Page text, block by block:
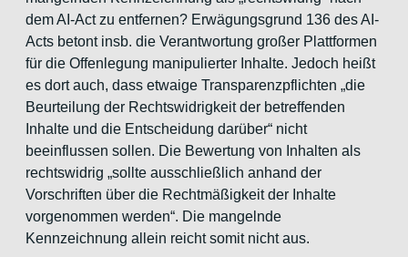
dem AI-Act zu entfernen? Erwägungsgrund 136 des AI-
Acts betont insb. die Verantwortung großer Plattformen
für die Offenlegung manipulierter Inhalte. Jedoch heißt
es dort auch, dass etwaige Transparenzpflichten „die
Beurteilung der Rechtswidrigkeit der betreffenden
Inhalte und die Entscheidung darüber“ nicht
beeinflussen sollen. Die Bewertung von Inhalten als
rechtswidrig „sollte ausschließlich anhand der
Vorschriften über die Rechtmäßigkeit der Inhalte
vorgenommen werden“. Die mangelnde
Kennzeichnung allein reicht somit nicht aus.